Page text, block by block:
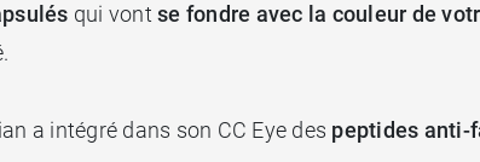
qui vont se fondre avec la couleur de
a intégré dans son CC Eye des peptides anti-